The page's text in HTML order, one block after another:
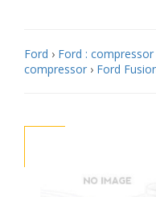
Ford › Ford : compressor
compressor › Ford